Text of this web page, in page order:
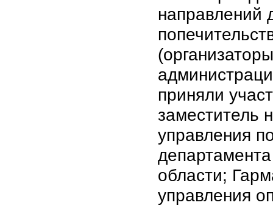
направлений
приняли
заместитель
управления
области;
управления